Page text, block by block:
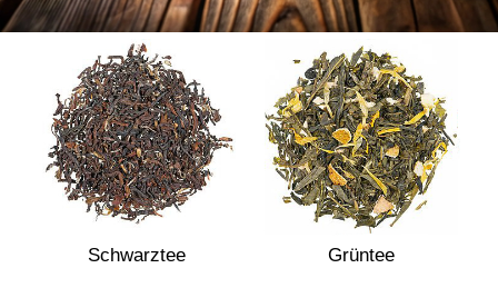
Schwarztee Grüntee